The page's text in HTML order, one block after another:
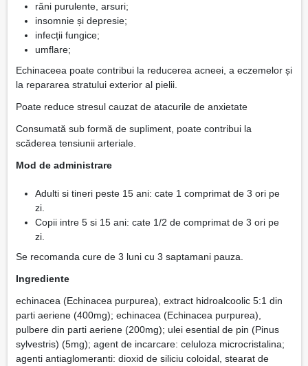
răni purulente, arsuri;
insomnie și depresie;
infecții fungice;
umflare;
Echinaceea poate contribui la reducerea acneei, a eczemelor și
la repararea stratului exterior al pielii.
Poate reduce stresul cauzat de atacurile de anxietate
Consumată sub formă de supliment, poate contribui la
scăderea tensiunii arteriale.
Mod de administrare
Adulti si tineri peste 15 ani: cate 1 comprimat de 3 ori pe
zi.
Copii intre 5 si 15 ani: cate 1/2 de comprimat de 3 ori pe
zi.
Se recomanda cure de 3 luni cu 3 saptamani pauza.
Ingrediente
echinacea (Echinacea purpurea), extract hidroalcoolic 5:1 din
parti aeriene (400mg); echinacea (Echinacea purpurea),
pulbere din parti aeriene (200mg); ulei esential de pin (Pinus
sylvestris) (5mg); agent de incarcare: celuloza microcristalina;
agenti antiaglomeranti: dioxid de siliciu coloidal, stearat de